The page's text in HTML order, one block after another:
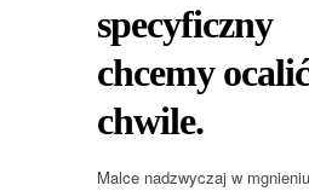
specyficzny
chcemy
chwile.
Malce nadzwyczaj w